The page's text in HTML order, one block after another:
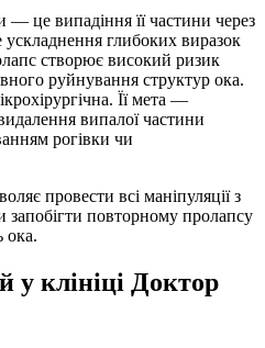
це випадіння її частини через
ускладнення глибоких виразок
створює високий ризик
руйнування структур ока.
Її мета —
випалої частини
рогівки чи
провести всі маніпуляції з
повторному пролапсу
ока.
у клініці Доктор